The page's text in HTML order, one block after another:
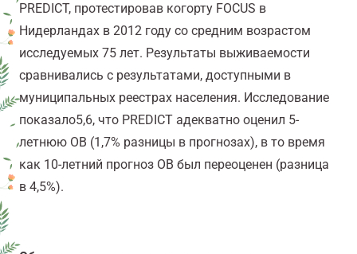
PREDICT, протестировав когорту FOCUS в
Нидерландах в 2012 году со средним возрастом
исследуемых 75 лет. Результаты выживаемости
сравнивались с результатами, доступными в
муниципальных реестрах населения. Исследование
показало5,6, что PREDICT адекватно оценил 5-
летнюю ОВ (1,7% разницы в прогнозах), в то время
как 10-летний прогноз ОВ был переоценен (разница
в 4,5%).